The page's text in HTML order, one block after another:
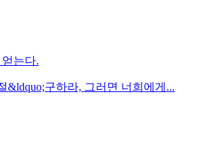
는다.
&ldquo;구하라, 그러면 너희에게...